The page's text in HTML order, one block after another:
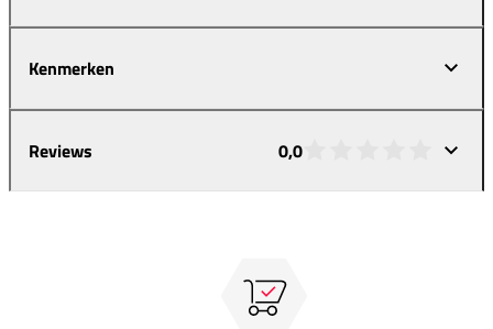
Kenmerken
Reviews 0,0